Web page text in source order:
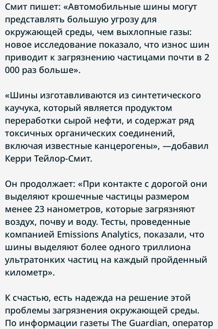
Смит пишет: «Автомобильные шины могут
представлять большую угрозу для
окружающей среды, чем выхлопные газы:
новое исследование показало, что износ шин
приводит к загрязнению частицами почти в 2
000 раз больше».
«Шины изготавливаются из синтетического
каучука, который является продуктом
переработки сырой нефти, и содержат ряд
токсичных органических соединений,
включая известные канцерогены», —добавил
Керри Тейлор-Смит.
Он продолжает: «При контакте с дорогой они
выделяют крошечные частицы размером
менее 23 нанометров, которые загрязняют
воздух, почву и воду. Тесты, проведенные
компанией Emissions Analytics, показали, что
шины выделяют более одного триллиона
ультратонких частиц на каждый пройденный
километр».
К счастью, есть надежда на решение этой
проблемы загрязнения окружающей среды.
По информации газеты The Guardian, оператор